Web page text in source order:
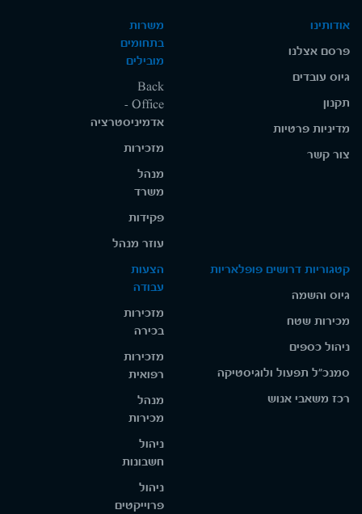
אודותינו
פרסם אצלנו
גיוס עובדים
תקנון
מדיניות פרטיות
צור קשר
משרות
בתחומים
מובילים
Back
Office -
אדמיניסטרציה
מזכירות
מנהל
משרד
פקידות
עוזר מנהל
קטגוריות דרושים פופלאריות
גיוס והשמה
מכירות שטח
ניהול כספים
סמנכ"ל תפעול ולוגיסטיקה
רכז משאבי אנוש
הצעות
עבודה
מזכירות
בכירה
מזכירות
רפואית
מנהל
מכירות
ניהול
חשבונות
ניהול
פרוייקטים